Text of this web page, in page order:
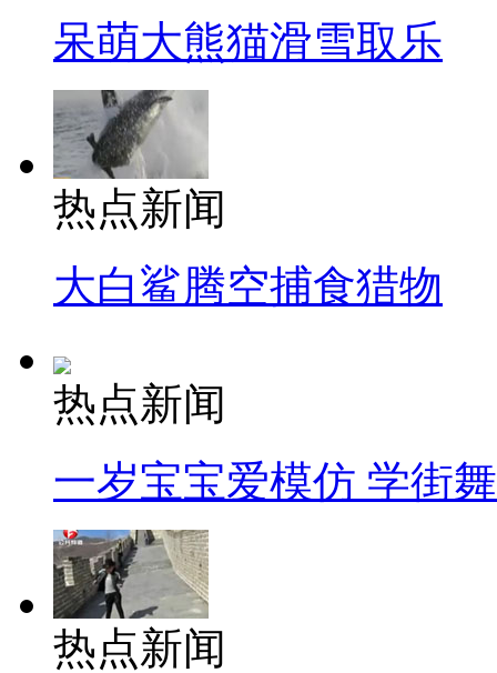
呆萌大熊猫滑雪取乐
热点新闻
大白鲨腾空捕食猎物
热点新闻
一岁宝宝爱模仿 学街
热点新闻